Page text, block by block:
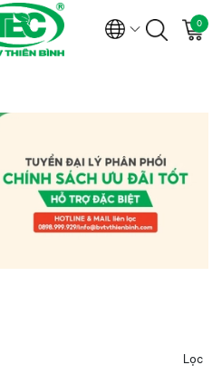
0
Lọc